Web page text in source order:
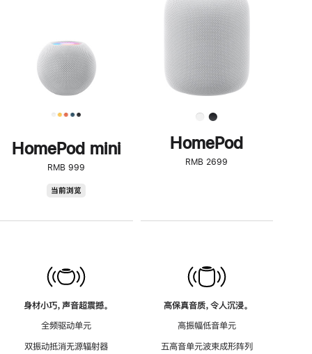
HomePod mini
RMB 999
当前浏览
身材小巧，声音超震撼。
全频驱动单元
双振动抵消无源辐射器
了
解
HomePod<
HomePod
RMB 2699
高保真音质，令人沉浸。
高振幅低音单元
五高音单元波束成形阵列